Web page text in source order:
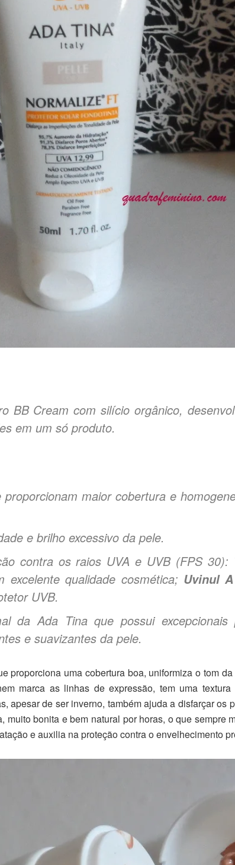
BB Cream com silício orgânico,
em um só produto.
proporcionam maior cobertura e
e brilho excessivo da pele.
contra os raios UVA e UVB (FPS 30):
qualidade cosmética; Uvinul
UVB.
da Ada Tina que possui excepcionais
e suavizantes da pele.
uma cobertura boa, uniformiza o tom
marca as linhas de expressão, tem uma
apesar de ser inverno, também ajuda a disfarçar os
bonita e bem natural por horas, o que sempre
e auxilia na proteção contra o envelhecimento